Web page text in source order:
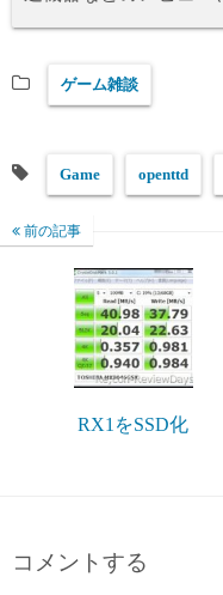
ゲーム雑談
Game openttd
前の記事
RX1をSSD化
コメントする